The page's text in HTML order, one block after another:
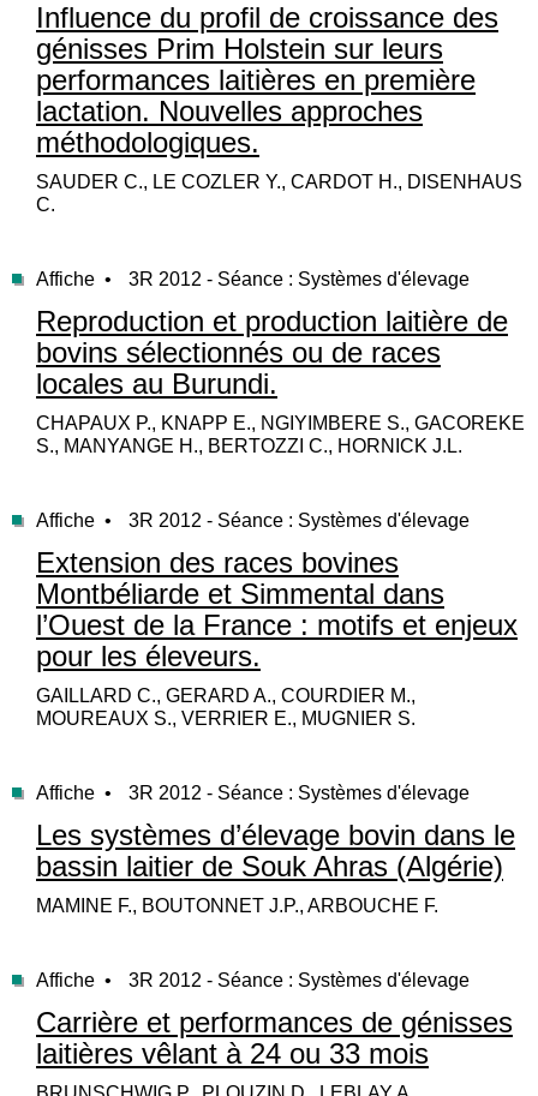
Influence du profil de croissance des
génisses Prim Holstein sur leurs
performances laitières en première
lactation. Nouvelles approches
méthodologiques.
SAUDER C., LE COZLER Y., CARDOT H., DISENHAUS
C.
Affiche • 3R 2012 - Séance : Systèmes d'élevage
Reproduction et production laitière de
bovins sélectionnés ou de races
locales au Burundi.
CHAPAUX P., KNAPP E., NGIYIMBERE S., GACOREKE
S., MANYANGE H., BERTOZZI C., HORNICK J.L.
Affiche • 3R 2012 - Séance : Systèmes d'élevage
Extension des races bovines
Montbéliarde et Simmental dans
l’Ouest de la France : motifs et enjeux
pour les éleveurs.
GAILLARD C., GERARD A., COURDIER M.,
MOUREAUX S., VERRIER E., MUGNIER S.
Affiche • 3R 2012 - Séance : Systèmes d'élevage
Les systèmes d’élevage bovin dans le
bassin laitier de Souk Ahras (Algérie)
MAMINE F., BOUTONNET J.P., ARBOUCHE F.
Affiche • 3R 2012 - Séance : Systèmes d'élevage
Carrière et performances de génisses
laitières vêlant à 24 ou 33 mois